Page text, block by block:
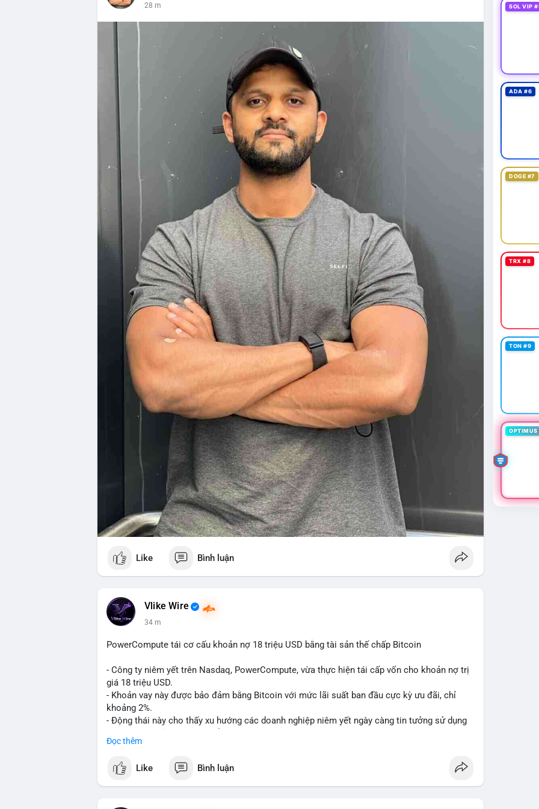
Follow this guide to fully enjoy the benefits of a verified Cash App account.
28 m
Like Bình luận
Vlike Wire
34 m
PowerCompute tái cơ cấu khoản nợ 18 triệu USD bằng tài sản thế chấp Bitcoin
- Công ty niêm yết trên Nasdaq, PowerCompute, vừa thực hiện tái cấp vốn cho khoản nợ trị
giá 18 triệu USD.
- Khoản vay này được bảo đảm bằng Bitcoin với mức lãi suất ban đầu cực kỳ ưu đãi, chỉ
khoảng 2%.
- Động thái này cho thấy xu hướng các doanh nghiệp niêm yết ngày càng tin tưởng sử dụng
$btc
Đọc thêm
Like Bình luận
SOL VIP
ADA #6
DOGE #7
TRX #8
TON #9
OPTIMUS